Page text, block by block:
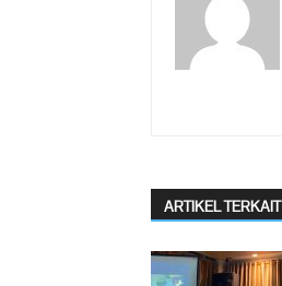
ARTIKEL TERKAIT